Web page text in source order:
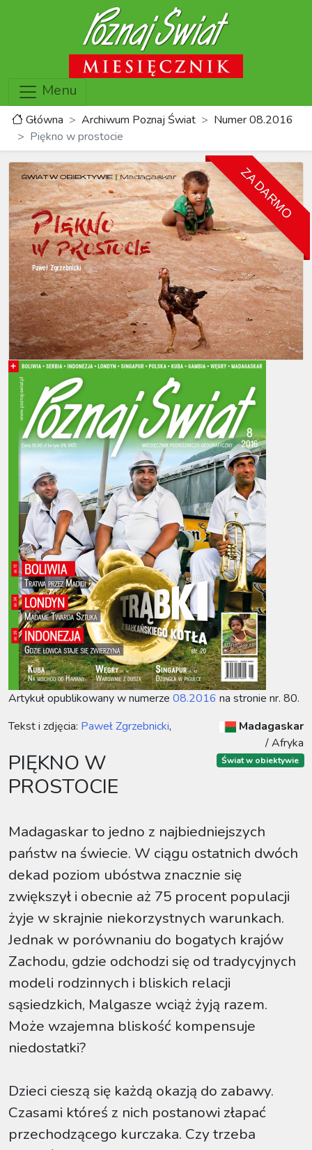
Menu
Główna Archiwum Poznaj Świat
Numer 08.2016
Piękno w prostocie
ZA DARMO
Artykuł opublikowany w numerze 08.2016 na stronie nr. 80.
Tekst i zdjęcia: Paweł Zgrzebnicki,
PIĘKNO W
PROSTOCIE
Madagaskar
/Afryka
Świat w obiektywie
Madagaskar to jedno z najbiedniejszych
państw na świecie. W ciągu ostatnich dwóch
dekad poziom ubóstwa znacznie się
zwiększył i obecnie aż 75 procent populacji
żyje w skrajnie niekorzystnych warunkach.
Jednak w porównaniu do bogatych krajów
Zachodu, gdzie odchodzi się od tradycyjnych
modeli rodzinnych i bliskich relacji
sąsiedzkich, Malgasze wciąż żyją razem.
Może wzajemna bliskość kompensuje
niedostatki?
Dzieci cieszą się każdą okazją do zabawy.
Czasami któreś z nich postanowi złapać
przechodzącego kurczaka. Czy trzeba